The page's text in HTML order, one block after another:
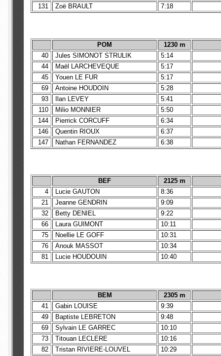
131
Zoë BRAULT 7:18
POM
1230 m
40
Jules SIMONOT STRULIK
5:14
44
Maël LARCHEVEQUE
5:17
45
Youen LE FUR
5:17
69
Antoine HOUDOIN
5:28
93
Ilan LEVEY
5:41
110
Milio MONNIER
5:50
144
Pierrick CORCUFF
6:34
146
Quentin RIOUX
6:37
147
Nathan FERNANDEZ 6:38
BEF
2125 m
4
Lucie GAUTON
8:36
21
Jeanne GENDRIN
9:09
32
Betty DENIEL
9:22
66
Laura GUIMONT
10:11
75
Noellie LE GOFF
10:31
76
Anouk MASSOT
10:34
81
Lucie HOUDOUIN 10:40
BEM
2305 m
41
Gabin LOUISE
9:39
49
Baptiste LEBRETON
9:48
69
Sylvain LE GARREC
10:10
73
Titouan LECLERE
10:16
82
Tristan RIVIERE-LOUVEL
10:29